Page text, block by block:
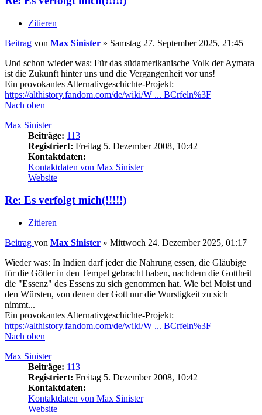
Zitieren
Beitrag von Max Sinister » Samstag 27. September 2025, 21:45
Und schon wieder was: Für das südamerikanische Volk der Aymara
ist die Zukunft hinter uns und die Vergangenheit vor uns!
Ein provokantes Alternativgeschichte-Projekt:
https://althistory.fandom.com/de/wiki/W ... BCrfeln%3F
Nach oben
Max Sinister
Beiträge: 113
Registriert: Freitag 5. Dezember 2008, 10:42
Kontaktdaten:
Kontaktdaten von Max Sinister
Website
Re: Es verfolgt mich(!!!!!)
Zitieren
Beitrag von Max Sinister » Mittwoch 24. Dezember 2025, 01:17
Wieder was: In Indien darf jeder die Nahrung essen, die Gläubige
für die Götter in den Tempel gebracht haben, nachdem die Gottheit
die "Essenz" des Essens zu sich genommen hat. Wie bei Moist und
den Würsten, von denen der Gott nur die Wurstigkeit zu sich
nimmt...
Ein provokantes Alternativgeschichte-Projekt:
https://althistory.fandom.com/de/wiki/W ... BCrfeln%3F
Nach oben
Max Sinister
Beiträge: 113
Registriert: Freitag 5. Dezember 2008, 10:42
Kontaktdaten:
Kontaktdaten von Max Sinister
Website